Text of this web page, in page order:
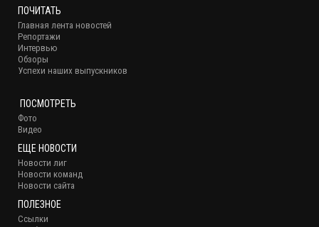
ПОЧИТАТЬ
Главная лента новостей
Репортажи
Интервью
Обзоры
Успехи наших выпускников
ПОСМОТРЕТЬ
Фото
Видео
ЕЩЕ НОВОСТИ
Новости лиг
Новости команд
Новости сайта
ПОЛЕЗНОЕ
Ссылки